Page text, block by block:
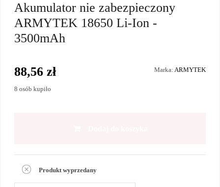
Akumulator nie zabezpieczony
ARMYTEK 18650 Li-Ion -
3500mAh
Marka: ARMYTEK
88,56 zł
8 osób kupiło
Produkt wyprzedany